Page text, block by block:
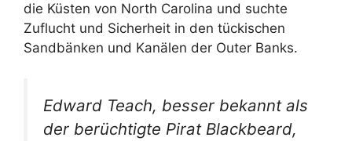
die Küsten von North Carolina und suchte
Zuflucht und Sicherheit in den tückischen
Sandbänken und Kanälen der Outer Banks.
Edward Teach, besser bekannt als
der berüchtigte Pirat Blackbeard,